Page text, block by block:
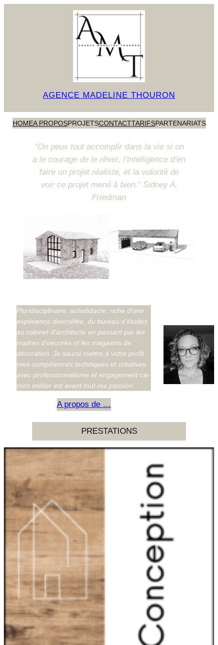
AGENCE MADELINE THOURON
HOMEA PROPOSPROJETSCONTACTTARIFSPARTENARIATS
“On peux tout accomplir dans la vie si on
a le courage de le rêver, l’intelligence d’en
faire un projet réaliste, et la volonté de
voir ce projet mené à bien.” Sidney A.
Friedman
Pluridisciplinaire, autodidacte, riche d’une
expérience diversifiée, du bureau d’études
au cabinet d’architecte en passant par les
maitres d’oeuvres et les magasins de
décoration. Je saurai mettre à votre profit
mes compétences techniques et créatives
avec professionnalisme et engagement car
mon métier est avant tout ma passion.
A propos de …
PRESTATIONS